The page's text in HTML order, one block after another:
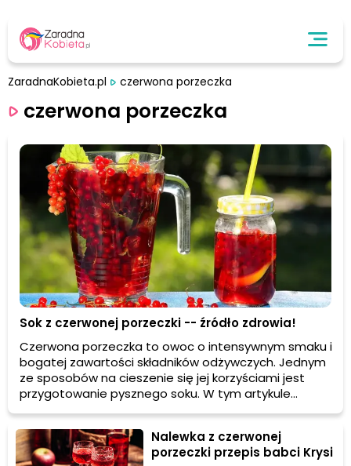
ZaradnaKobieta.pl czerwona porzeczka
czerwona porzeczka
Sok z czerwonej porzeczki -- źródło zdrowia!
Czerwona porzeczka to owoc o intensywnym smaku i
bogatej zawartości składników odżywczych. Jednym
ze sposobów na cieszenie się jej korzyściami jest
przygotowanie pysznego soku. W tym artykule
dowiesz się, jak zrobić sok z czerwonej porzeczki, jakie
ma właściwości zdrowotne i jak go najlepiej podawać.
Znajdziesz również przydatne porady dotyczące tego
popularnego napoju.
Nalewka z czerwonej
porzeczki przepis babci Krysi